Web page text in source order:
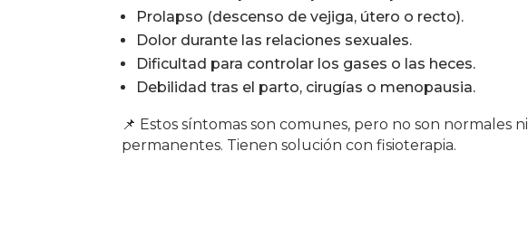
Prolapso (descenso de vejiga, útero o recto).
Dolor durante las relaciones sexuales.
Dificultad para controlar los gases o las heces.
Debilidad tras el parto, cirugías o menopausia.
📌 Estos síntomas son comunes, pero no son normales ni
permanentes. Tienen solución con fisioterapia.